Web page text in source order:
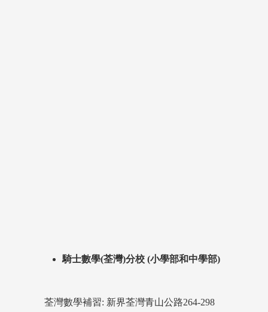
騎士數學(荃灣)分校 (小學部和中學部)
荃灣數學補習: 新界荃灣青山公路264-298